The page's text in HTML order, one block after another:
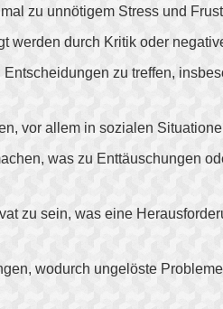
zu unnötigem Stress und
werden durch Kritik oder
zu treffen,
vor allem in sozialen
was zu Enttäuschungen
zu sein, was eine
wodurch ungelöste